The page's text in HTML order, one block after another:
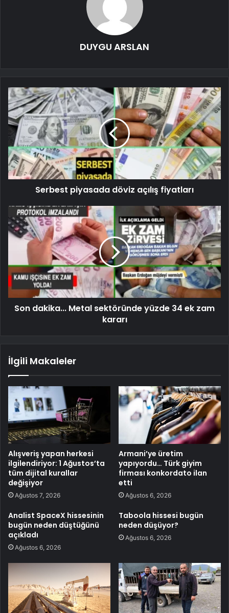
DUYGU ARSLAN
Serbest piyasada döviz açılış fiyatları
Son dakika... Metal sektöründe yüzde 34 ek zam
kararı
İlgili Makaleler
Alışveriş yapan herkesi
ilgilendiriyor: 1 Ağustos’ta
tüm dijital kurallar
değişiyor
Ağustos 7, 2026
Armani’ye üretim
yapıyordu… Türk giyim
firması konkordato ilan
etti
Ağustos 6, 2026
Analist SpaceX hissesinin
bugün neden düştüğünü
açıkladı
Ağustos 6, 2026
Taboola hissesi bugün
neden düşüyor?
Ağustos 6, 2026